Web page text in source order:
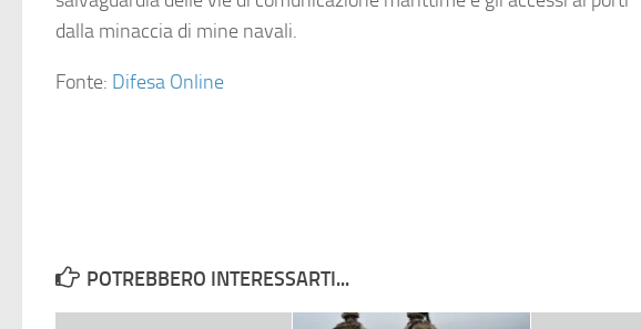
dalla minaccia di mine navali.
Fonte: Difesa Online
POTREBBERO INTERESSARTI...